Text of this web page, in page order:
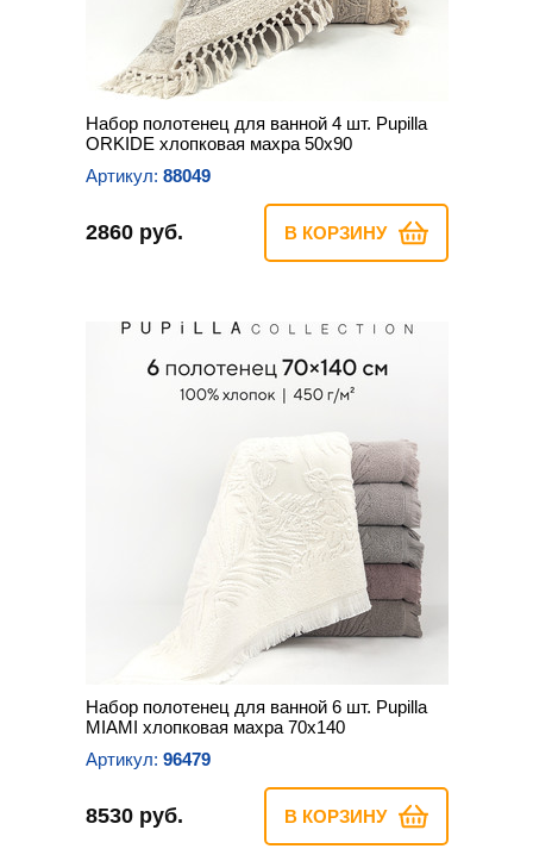
Набор полотенец для ванной 4 шт. Pupilla
ORKIDE хлопковая махра 50х90
Артикул: 88049
2860 руб. В КОРЗИНУ
Набор полотенец для ванной 6 шт. Pupilla
MIAMI хлопковая махра 70х140
Артикул: 96479
8530 руб. В КОРЗИНУ